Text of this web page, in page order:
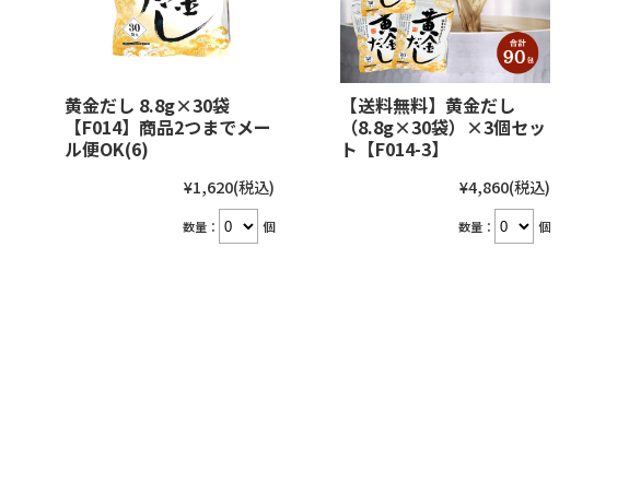
黄金だし 8.8g×30袋
【F014】商品2つまでメー
ル便OK(6)
¥1,620(税込)
数量： 個
【送料無料】黄金だし
（8.8g×30袋）×3個セッ
ト【F014-3】
¥4,860(税込)
数量： 個